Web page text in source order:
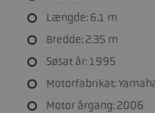
Længde: 6.1 m
Bredde: 2.35 m
Søsat år: 1995
Motorfabrikat:
Motor årgang: 2006